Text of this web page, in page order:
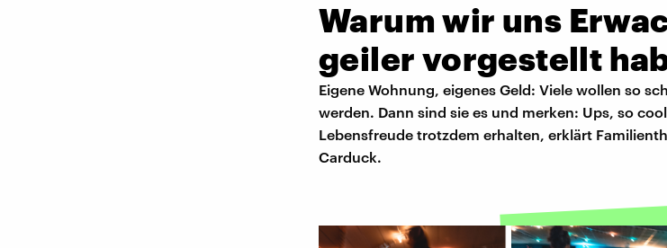
Warum wir uns
geiler vorgestellt
Eigene Wohnung, eigenes Geld: Viele wollen so
werden. Dann sind sie es und merken: Ups, so
Lebensfreude trotzdem erhalten, erklärt
Carduck.